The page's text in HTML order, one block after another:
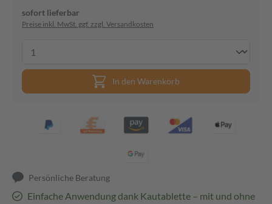
sofort lieferbar
Preise inkl. MwSt. ggf. zzgl. Versandkosten
In den Warenkorb
Persönliche Beratung
Einfache Anwendung dank Kautablette – mit und ohne